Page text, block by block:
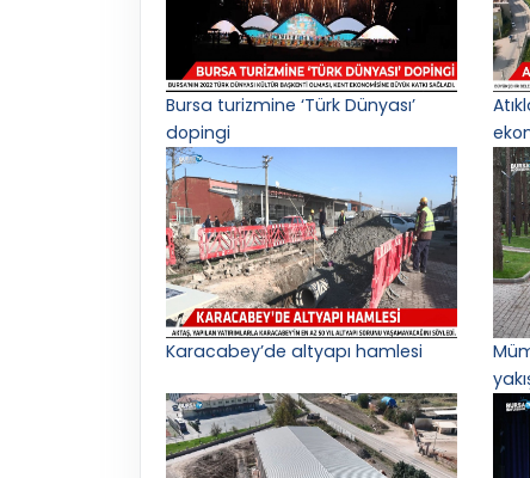
Bursa turizmine ‘Türk Dünyası’
dopingi
Karacabey’de altyapı hamlesi